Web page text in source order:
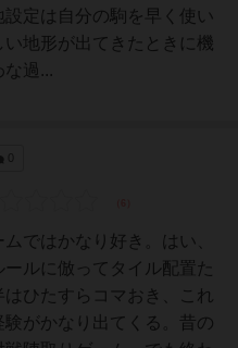
設定は自分の駒を早く使い
地形が出てきたときに機
過...
ではかなり好き。はい、
ルに倣ってタイル配置た
ひたすらコマおき、これ
がかなり出てくる。昔の